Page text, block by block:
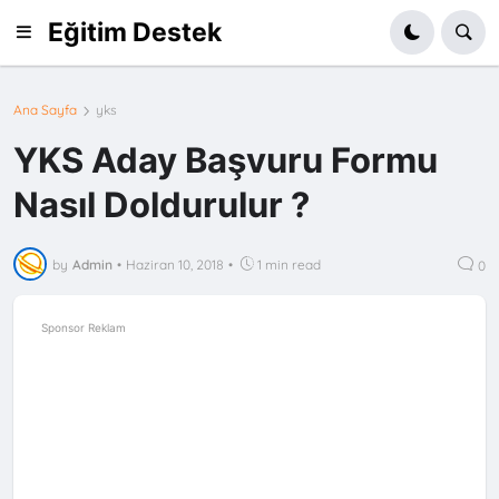
Eğitim Destek
Ana Sayfa yks
YKS Aday Başvuru Formu
Nasıl Doldurulur ?
by Admin • Haziran 10, 2018 • 1 min read 0
Sponsor Reklam